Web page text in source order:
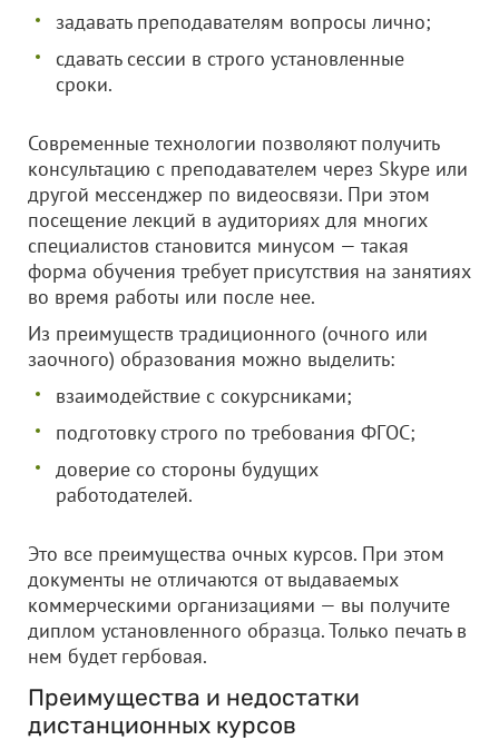
задавать преподавателям вопросы лично;
сдавать сессии в строго установленные
сроки.
Современные технологии позволяют получить
консультацию с преподавателем через Skype или
другой мессенджер по видеосвязи. При этом
посещение лекций в аудиториях для многих
специалистов становится минусом — такая
форма обучения требует присутствия на занятиях
во время работы или после нее.
Из преимуществ традиционного (очного или
заочного) образования можно выделить:
взаимодействие с сокурсниками;
подготовку строго по требования ФГОС;
доверие со стороны будущих
работодателей.
Это все преимущества очных курсов. При этом
документы не отличаются от выдаваемых
коммерческими организациями — вы получите
диплом установленного образца. Только печать в
нем будет гербовая.
Преимущества и недостатки
дистанционных курсов